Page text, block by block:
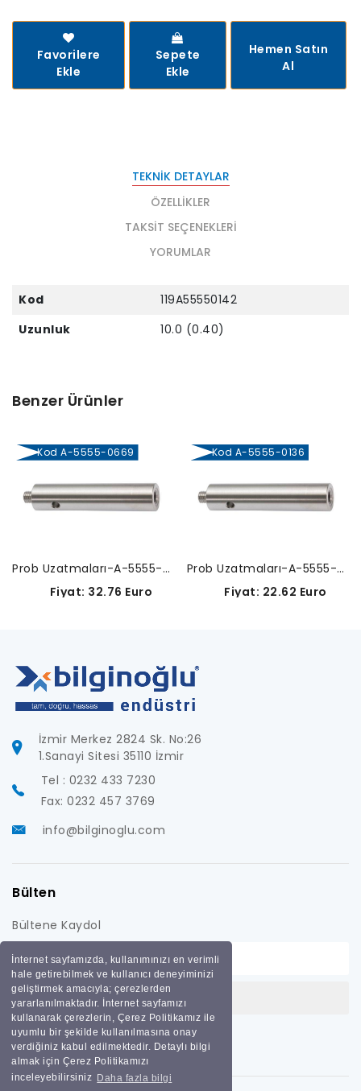
İnternet sayfamızda, kullanımınızı en verimli
hale getirebilmek ve kullanıcı deneyiminizi
geliştirmek amacıyla; çerezlerden
yararlanılmaktadır. İnternet sayfamızı
kullanarak çerezlerin, Çerez Politikamız ile
uyumlu bir şekilde kullanılmasına onay
verdiğiniz kabul edilmektedir. Detaylı bilgi
almak için Çerez Politikamızı
inceleyebilirsiniz Daha fazla bilgi
Favorilere
Ekle
Sepete
Ekle
Hemen Satın
Al
TEKNIK DETAYLAR
ÖZELLIKLER
TAKSIT SEÇENEKLERI
YORUMLAR
Kod
119A55550142
Uzunluk
10.0 (0.40)
Benzer Ürünler
Kod A-5555-0669
Prob Uzatmaları-A-5555-0669
Fiyat: 32.76 Euro
Kod A-5555-0136
Prob Uzatmaları-A-5555-0136
Fiyat: 22.62 Euro
İzmir Merkez 2824 Sk. No:26
1.Sanayi Sitesi 35110 İzmir
Tel : 0232 433 7230
Fax: 0232 457 3769
info@bilginoglu.com
Bülten
Bültene Kaydol